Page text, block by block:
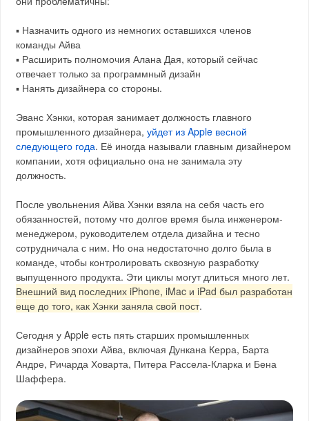
▪️ Назначить одного из немногих оставшихся членов
команды Айва
▪️ Расширить полномочия Алана Дая, который сейчас
отвечает только за программный дизайн
▪️ Нанять дизайнера со стороны.
Эванс Хэнки, которая занимает должность главного
промышленного дизайнера,уйдет из Apple весной
следующего года. Её иногда называли главным дизайнером
компании, хотя официально она не занимала эту
должность.
После увольнения Айва Хэнки взяла на себя часть его
обязанностей, потому что долгое время была инженером-
менеджером, руководителем отдела дизайна и тесно
сотрудничала с ним. Но она недостаточно долго была в
команде, чтобы контролировать сквозную разработку
выпущенного продукта. Эти циклы могут длиться много лет.
Внешний вид последних iPhone, iMac и iPad был разработан
еще до того, как Хэнки заняла свой пост.
Сегодня у Apple есть пять старших промышленных
дизайнеров эпохи Айва, включая Дункана Керра, Барта
Андре, Ричарда Ховарта, Питера Рассела-Кларка и Бена
Шаффера.